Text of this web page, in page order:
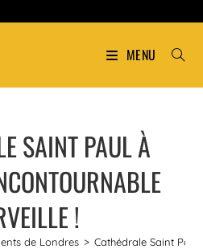
MENU
SAINT PAUL À
!
de Londres > Cathédrale Saint